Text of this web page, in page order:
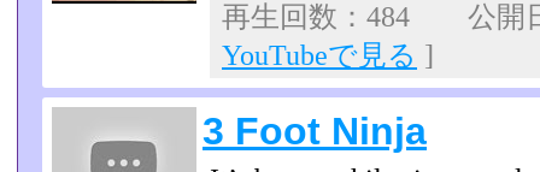
再生回数：484 公開
YouTubeで見る ]
3 Foot Ninja